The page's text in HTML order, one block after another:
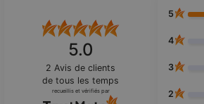
5.0
2 Avis de clients
de tous les temps
recueillis et vérifiés par
5
4
3
2